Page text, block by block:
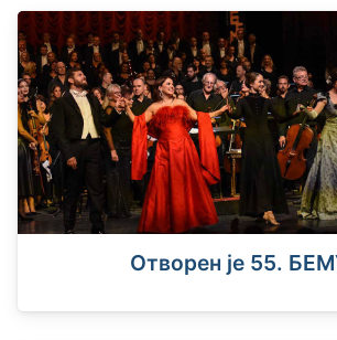
Отворен је 55.